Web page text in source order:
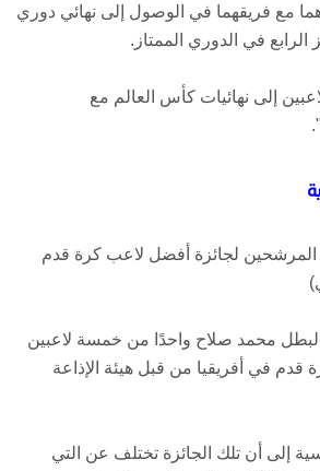
مع فريقهما في الوصول إلى نهائي دوري
الرابع في الدوري الممتاز.
إلى نهائيات كأس العالم مع
لجائزة أفضل لاعب كرة قدم
محمد صلاح واحدًا من خمسة لاعبين
قدم في أفريقيا من قبل هيئة الإذاعة
إلى أن تلك الجائزة تختلف عن التي